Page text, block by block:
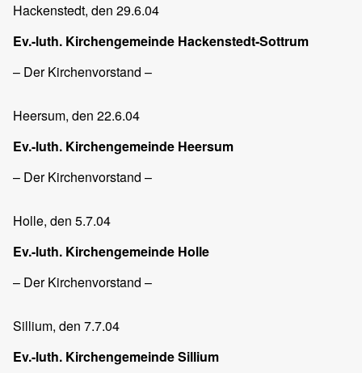
Hackenstedt, den 29.6.04
Ev.-luth. Kirchengemeinde Hackenstedt-Sottrum
– Der Kirchenvorstand –
Heersum, den 22.6.04
Ev.-luth. Kirchengemeinde Heersum
– Der Kirchenvorstand –
Holle, den 5.7.04
Ev.-luth. Kirchengemeinde Holle
– Der Kirchenvorstand –
Sillium, den 7.7.04
Ev.-luth. Kirchengemeinde Sillium